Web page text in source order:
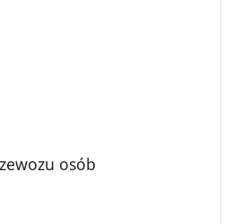
osób